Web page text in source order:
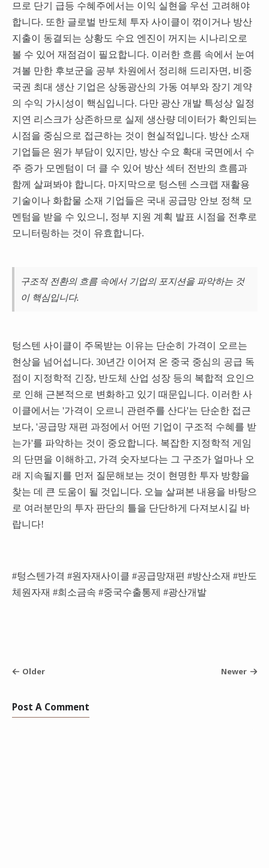
므로 단기 급등 수혜주에서는 이익 실현을 우선 고려해야
합니다. 또한 글로벌 반도체 투자 사이클이 꺾이거나 방산
지출이 동결되는 상황도 수요 엔진이 꺼지는 시나리오로
볼 수 있어 재점검이 필요합니다. 이러한 흐름 속에서 눈여
겨볼 만한 후보군을 공부 차원에서 정리해 드리자면, 비중
국권 최대 생산 기업은 상동광산의 가동 여부와 장기 계약
의 수익 가시성이 핵심입니다. 다만 광산 개발 특성상 일정
지연 리스크가 상존하므로 실제 생산량 데이터가 확인되는
시점을 중심으로 접근하는 것이 현실적입니다. 방산 소재
기업들은 원가 부담이 있지만, 방산 수요 확대 국면에서 수
주 증가 모멘텀이 더 클 수 있어 방산 섹터 전반의 흐름과
함께 살펴봐야 합니다. 마지막으로 텅스텐 스크랩 재활용
기술이나 화합물 소재 기업들은 국내 공급망 안보 정책 모
멘텀을 받을 수 있으니, 정부 지원 계획 발표 시점을 전후로
모니터링하는 것이 유효합니다.
구조적 전환의 흐름 속에서 기업의 포지션을 파악하는 것
이 핵심입니다.
텅스텐 사이클이 주목받는 이유는 단순히 가격이 오르는
현상을 넘어섭니다. 30년간 이어져 온 중국 중심의 공급 독
점이 지정학적 긴장, 반도체 산업 성장 등의 복합적 요인으
로 인해 근본적으로 변화하고 있기 때문입니다. 이러한 사
이클에서는 '가격이 오르니 관련주를 산다'는 단순한 접근
보다, '공급망 재편 과정에서 어떤 기업이 구조적 수혜를 받
는가'를 파악하는 것이 중요합니다. 복잡한 지정학적 게임
의 단면을 이해하고, 가격 숫자보다는 그 구조가 얼마나 오
래 지속될지를 먼저 질문해보는 것이 현명한 투자 방향을
찾는 데 큰 도움이 될 것입니다. 오늘 살펴본 내용을 바탕으
로 여러분만의 투자 판단의 틀을 단단하게 다져보시길 바
랍니다!
#텅스텐가격 #원자재사이클 #공급망재편 #방산소재 #반도
체원자재 #희소금속 #중국수출통제 #광산개발
Older Newer
Post A Comment